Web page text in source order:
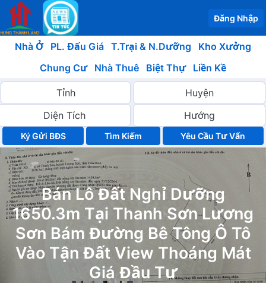
Đăng Nhập
Nhà Ở PL. Đấu Giá T.Trại & N.Dưỡng
Kho Xưởng
Chung Cư
Nhà Thuê Biệt Thự Liền Kề
Ký Gửi BĐS Yêu Cầu Tư Vấn
Bán Lô Đất Nghỉ Dưỡng
1650.3m Tại Thanh Sơn Lương
Sơn Bám Đường Bê Tông Ô Tô
Vào Tận Đất View Thoáng Mát
Giá Đầu Tư